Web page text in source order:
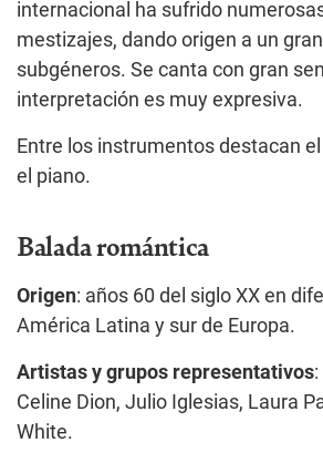
internacional ha sufrido
mestizajes, dando origen a un
subgéneros. Se canta con gran
interpretación es muy expresiva.
Entre los instrumentos destacan
el piano.
Balada romántica
Origen: años 60 del siglo XX en
América Latina y sur de Europa.
Artistas y grupos representativos
Celine Dion, Julio Iglesias, Laura
White.